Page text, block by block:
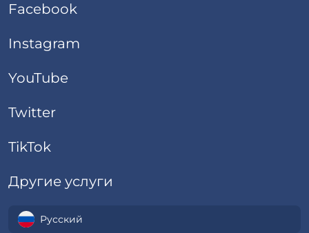
Facebook
Instagram
YouTube
Twitter
TikTok
Другие услуги
Русский